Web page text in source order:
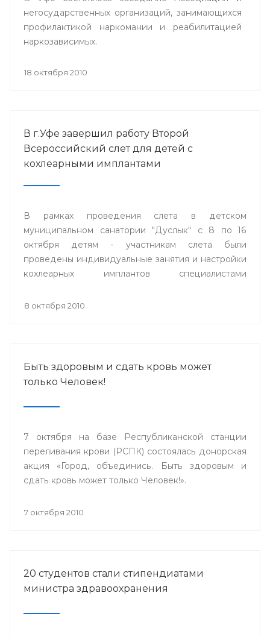
негосударственных организаций, занимающихся
профилактикой наркомании и реабилитацией
наркозависимых.
18 октября 2010
В г.Уфе завершил работу Второй
Всероссийский слет для детей с
кохлеарными имплантами
В рамках проведения слета в детском
муниципальном санатории "Дуслык" с 8 по 16
октября детям - участникам слета были
проведены индивидуальные занятия и настройки
кохлеарных имплантов специалистами
Великобритании, Германии, специалистами ФГУ
8 октября 2010
Быть здоровым и сдать кровь может
только Человек!
7 октября на базе Республиканской станции
переливания крови (РСПК) состоялась донорская
акция «Город, объединись. Быть здоровым и
сдать кровь может только Человек!».
7 октября 2010
20 студентов стали стипендиатами
министра здравоохранения